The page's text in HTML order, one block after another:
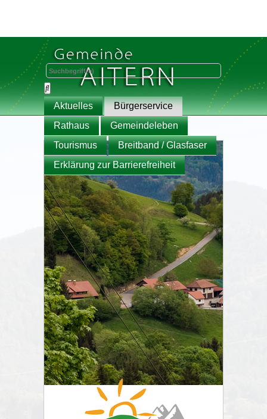
Aktuelles
Bürgerservice
Rathaus
Gemeindeleben
Tourismus
Breitband / Glasfaser
Erklärung zur Barrierefreiheit